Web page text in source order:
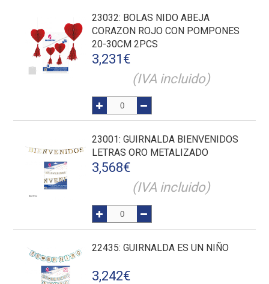
23032: BOLAS NIDO ABEJA
CORAZON ROJO CON POMPONES
20-30CM 2PCS
3,231 €
(IVA incluido)
23001: GUIRNALDA BIENVENIDOS
LETRAS ORO METALIZADO
3,568€
(IVA incluido)
22435: GUIRNALDA ES UN NIÑO
3,242€